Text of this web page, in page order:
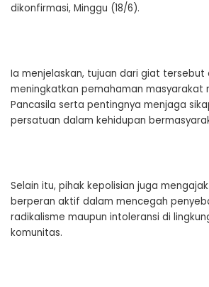
dikonfirmasi, Minggu (18/6).
Ia menjelaskan, tujuan dari giat tersebut
meningkatkan pemahaman masyarakat
Pancasila serta pentingnya menjaga
persatuan dalam kehidupan
Selain itu, pihak kepolisian juga
berperan aktif dalam mencegah
radikalisme maupun intoleransi di
komunitas.